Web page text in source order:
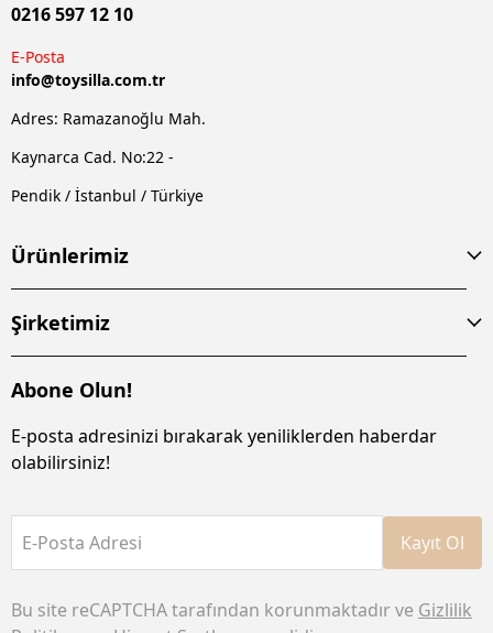
0216 597 12 10
E-Posta
info@toysilla.com.tr
Adres: Ramazanoğlu Mah.
Kaynarca Cad. No:22 -
Pendik / İstanbul / Türkiye
Ürünlerimiz
Şirketimiz
Abone Olun!
E-posta adresinizi bırakarak yeniliklerden haberdar
olabilirsiniz!
E-Posta Adresi Kayıt Ol
Bu site reCAPTCHA tarafından korunmaktadır ve Gizlilik